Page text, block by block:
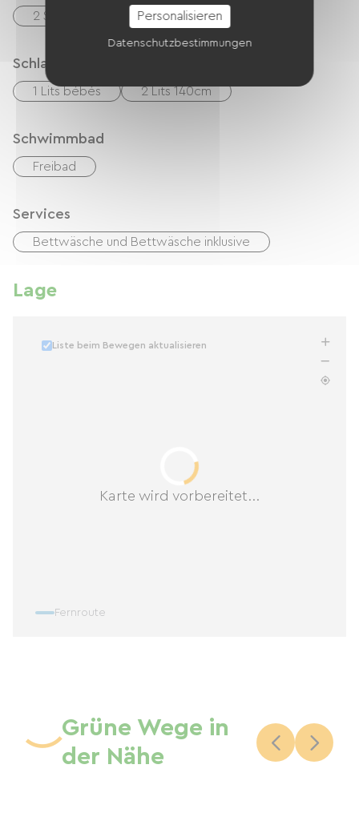
2 Salle d'eau (douche)
Schlafgelegenheit
1 Lits bébés 2 Lits 140cm
Schwimmbad
Freibad
Services
Bettwäsche und Bettwäsche inklusive
Lage
Karte wird vorbereitet...
Liste beim Bewegen aktualisieren
Fernroute
Grüne Wege in
der Nähe
Personalisieren
Datenschutzbestimmungen